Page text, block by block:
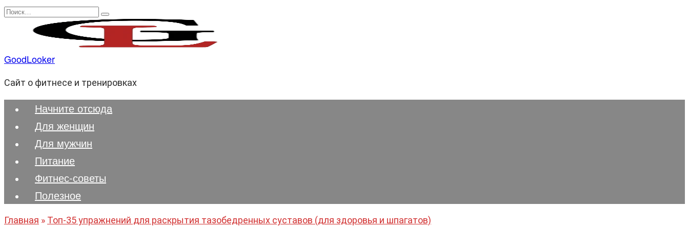
Перейти
содержанию
Search
GoodLooker
Сайт о фитнесе и тренировках
Начните отсюда
Для женщин
Для мужчин
Питание
Фитнес-советы
Полезноe
Главная » Топ-35 упражнений для раскрытия тазобедренных суставов (для здоровья и шпагатов)